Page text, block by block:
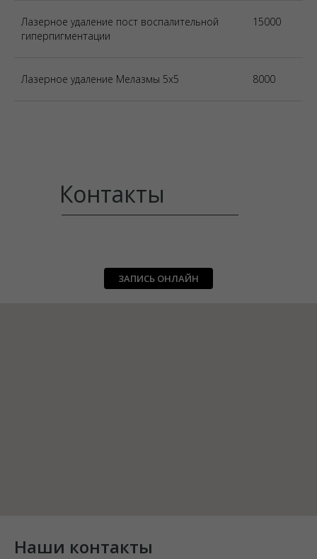
Лазерное удаление пост воспалительной
гиперпигментации
15000
Лазерное удаление Мелазмы 5х5 8000
Контакты
ЗАПИСЬ ОНЛАЙН
Наши контакты